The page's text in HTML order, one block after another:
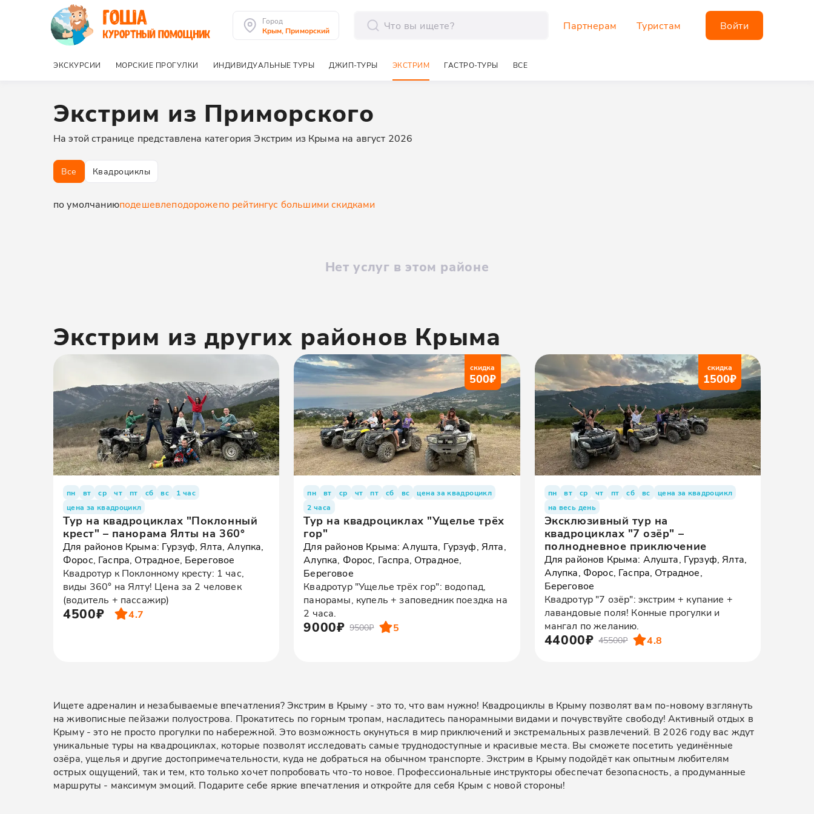
Город
Крым, Приморский
Партнерам Туристам Войти
ЭКСКУРСИИ МОРСКИЕ ПРОГУЛКИ ИНДИВИДУАЛЬНЫЕ ТУРЫ ДЖИП-ТУРЫ ЭКСТРИМ ГАСТРО-ТУРЫ ВСЕ
Экстрим из Приморского
На этой странице представлена категория Экстрим из Крыма на август 2026
Все Квадроциклы
по умолчаниюподешевлеподорожепо рейтингус большими скидками
Нет услуг в этом районе
Экстрим из других районов Крыма
пн вт ср чт пт сб вс
1 час
цена за квадроцикл
Тур на квадроциклах "Поклонный
крест" – панорама Ялты на 360°
Для районов Крыма: Гурзуф, Ялта, Алупка,
Форос, Гаспра, Отрадное, Береговое
Квадротур к Поклонному кресту: 1 час,
виды 360° на Ялту! Цена за 2 человек
(водитель + пассажир)
4500₽ 4.7
скидка
500₽
пн вт ср чт пт сб вс
цена за квадроцикл
2 часа
Тур на квадроциклах "Ущелье трёх
гор"
Для районов Крыма: Алушта, Гурзуф, Ялта,
Алупка, Форос, Гаспра, Отрадное,
Береговое
Квадротур "Ущелье трёх гор": водопад,
панорамы, купель + заповедник поездка на
2 часа.
9000₽ 9500₽ 5
скидка
1500₽
пн вт ср чт пт сб вс
цена за квадроцикл
на весь день
Эксклюзивный тур на
квадроциклах "7 озёр" –
полнодневное приключение
Для районов Крыма: Алушта, Гурзуф, Ялта,
Алупка, Форос, Гаспра, Отрадное,
Береговое
Квадротур "7 озёр": экстрим + купание +
лавандовые поля! Конные прогулки и
мангал по желанию.
44000₽ 45500₽ 4.8
Ищете адреналин и незабываемые впечатления? Экстрим в Крыму - это то, что вам нужно! Квадроциклы в Крыму позволят вам по-новому взглянуть
на живописные пейзажи полуострова. Прокатитесь по горным тропам, насладитесь панорамными видами и почувствуйте свободу! Активный отдых в
Крыму - это не просто прогулки по набережной. Это возможность окунуться в мир приключений и экстремальных развлечений. В 2026 году вас ждут
уникальные туры на квадроциклах, которые позволят исследовать самые труднодоступные и красивые места. Вы сможете посетить уединённые
озёра, ущелья и другие достопримечательности, куда не добраться на обычном транспорте. Экстрим в Крыму подойдёт как опытным любителям
острых ощущений, так и тем, кто только хочет попробовать что-то новое. Профессиональные инструкторы обеспечат безопасность, а продуманные
маршруты - максимум эмоций. Подарите себе яркие впечатления и откройте для себя Крым с новой стороны!